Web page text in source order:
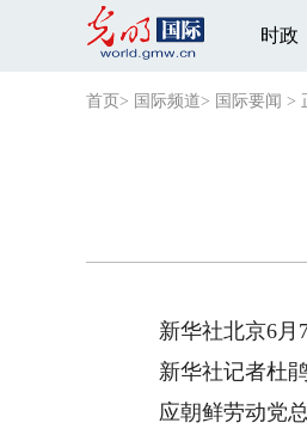
时政
首页 > 国际频道> 国际要闻 >
新华社北京6月
新华社记者杜鹃
应朝鲜劳动党总